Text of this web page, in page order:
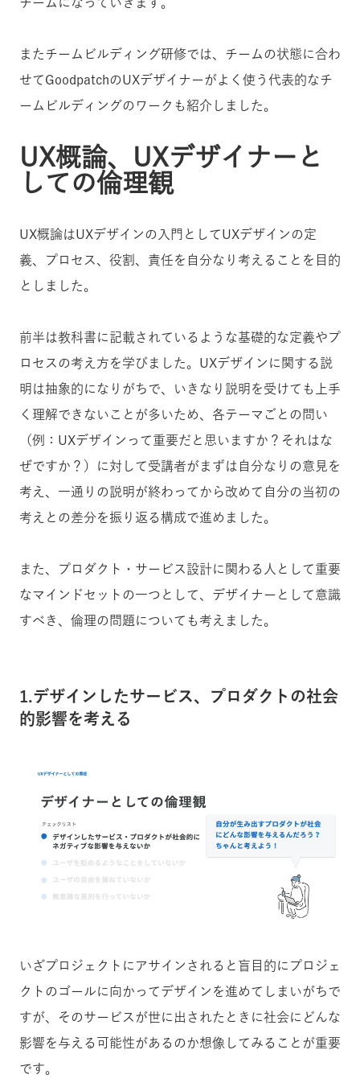
チームになっていきます。
またチームビルディング研修では、チームの状態に合わ
せてGoodpatchのUXデザイナーがよく使う代表的なチ
ームビルディングのワークも紹介しました。
UX概論、UXデザイナーと
しての倫理観
UX概論はUXデザインの入門としてUXデザインの定
義、プロセス、役割、責任を自分なり考えることを目的
としました。
前半は教科書に記載されているような基礎的な定義やプ
ロセスの考え方を学びました。UXデザインに関する説
明は抽象的になりがちで、いきなり説明を受けても上手
く理解できないことが多いため、各テーマごとの問い
（例：UXデザインって重要だと思いますか？それはな
ぜですか？）に対して受講者がまずは自分なりの意見を
考え、一通りの説明が終わってから改めて自分の当初の
考えとの差分を振り返る構成で進めました。
また、プロダクト・サービス設計に関わる人として重要
なマインドセットの一つとして、デザイナーとして意識
すべき、倫理の問題についても考えました。
1.デザインしたサービス、プロダクトの社会
的影響を考える
いざプロジェクトにアサインされると盲目的にプロジェ
クトのゴールに向かってデザインを進めてしまいがちで
すが、そのサービスが世に出されたときに社会にどんな
影響を与える可能性があるのか想像してみることが重要
です。